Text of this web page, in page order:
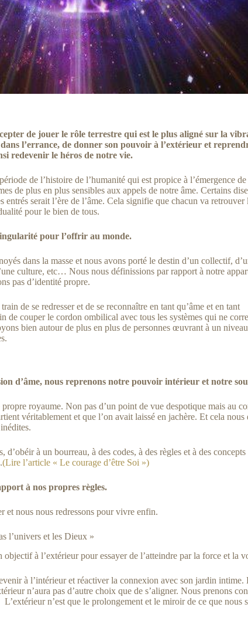
de jouer le rôle terrestre qui est le plus aligné sur la
dans l’errance, de donner son pouvoir à l’extérieur et
redevenir le héros de notre vie.
de l’histoire de l’humanité qui est propice à l’émergence de
de plus en plus sensibles aux appels de notre âme. Certains
entrés serait l’ère de l’âme. Cela signifie que chacun va retrouver
pour le bien de tous.
pour l’offrir au monde.
dans la masse et nous avons porté le destin d’un collectif,
culture, etc… Nous nous définissions par rapport à notre
pas d’identité propre.
de se redresser et de se reconnaître en tant qu’âme et en tant
de couper le cordon ombilical avec tous les systèmes qui ne
bien autour de plus en plus de personnes œuvrant à un
d’âme, nous reprenons notre pouvoir intérieur et notre
royaume. Non pas d’un point de vue despotique mais au
véritablement et que l’on avait laissé en jachère. Et cela nous
d’obéir à un bourreau, à des codes, à des règles et à des
(Lire l’article « Le courage d’être Soi »)
à nos propres règles.
et nous nous redressons pour vivre enfin.
l’univers et les Dieux »
à l’extérieur pour essayer de l’atteindre par la force et la
à l’intérieur et réactiver la connexion avec son jardin intime.
n’aura pas d’autre choix que de s’aligner. Nous prenons
n’est que le prolongement et le miroir de ce que nous